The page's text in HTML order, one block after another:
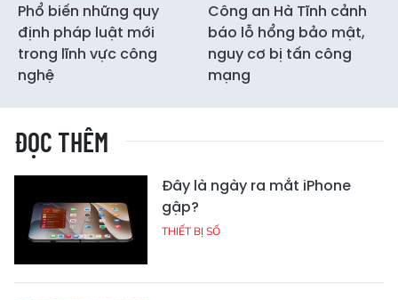
Phổ biến những quy
định pháp luật mới
trong lĩnh vực công
nghệ
Công an Hà Tĩnh cảnh
báo lỗ hổng bảo mật,
nguy cơ bị tấn công
mạng
ĐỌC THÊM
Đây là ngày ra mắt iPhone
gập?
THIẾT BỊ SỐ